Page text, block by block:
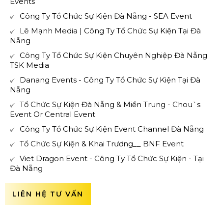
Công Ty Tổ Chức Sự Kiện Đà Nẵng - SEA Event
Lê Mạnh Media | Công Ty Tổ Chức Sự Kiện Tại Đà
Nẵng
Công Ty Tổ Chức Sự Kiện Chuyên Nghiệp Đà Nẵng
TSK Media
Danang Events - Công Ty Tổ Chức Sự Kiện Tại Đà
Nẵng
Tổ Chức Sự Kiện Đà Nẵng & Miền Trung - Chou`s
Event Or Central Event
Công Ty Tổ Chức Sự Kiện Event Channel Đà Nẵng
Tổ Chức Sự Kiện & Khai Trương__ BNF Event
Viet Dragon Event - Công Ty Tổ Chức Sự Kiện - Tại
Đà Nẵng
LIÊN HỆ TƯ VẤN